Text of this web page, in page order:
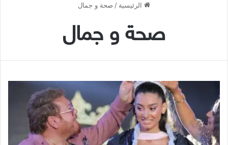
الرئيسية / صحة و جمال
صحة و جمال